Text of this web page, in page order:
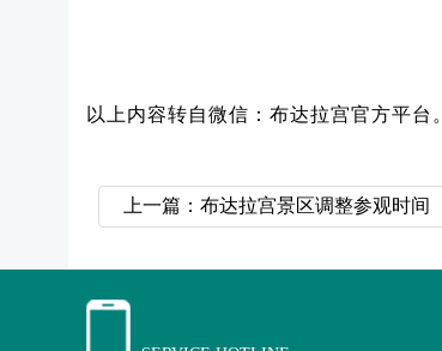
以上内容转自微信：布达拉宫官方平台。
上一篇：布达拉宫景区调整参观时间